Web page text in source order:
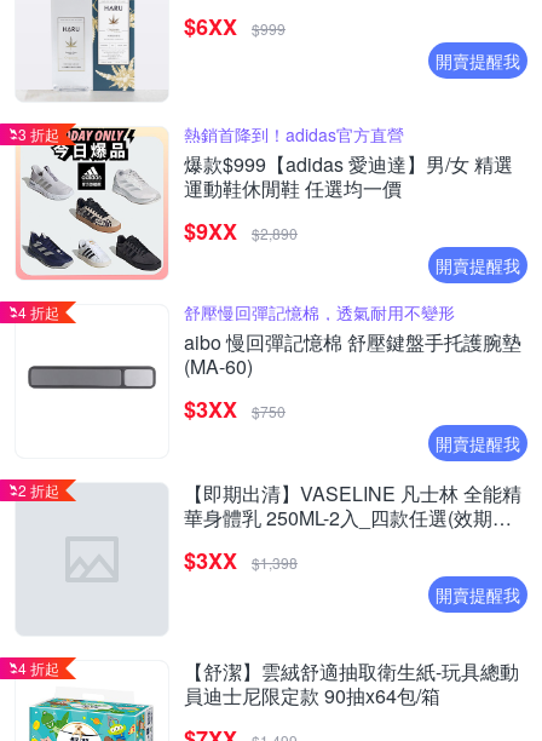
$6XX $999
開賣提醒我
3 折起 熱銷首降到！adidas官方直營
爆款$999【adidas 愛迪達】男/女 精選
運動鞋休閒鞋 任選均一價
$9XX $2,890
開賣提醒我
4 折起 舒壓慢回彈記憶棉，透氣耐用不變形
aibo 慢回彈記憶棉 舒壓鍵盤手托護腕墊
(MA-60)
$3XX $750
開賣提醒我
2 折起
【即期出清】VASELINE 凡士林 全能精
華身體乳 250ML-2入_四款任選(效期至
$3XX $1,398
開賣提醒我
4 折起
【舒潔】雲絨舒適抽取衛生紙-玩具總動
員迪士尼限定款 90抽x64包/箱